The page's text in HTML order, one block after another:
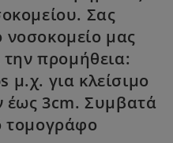
Σας
νοσοκομείο μας
την προμήθεια:
για κλείσιμο
έως 3cm. Συμβατά
τομογράφο